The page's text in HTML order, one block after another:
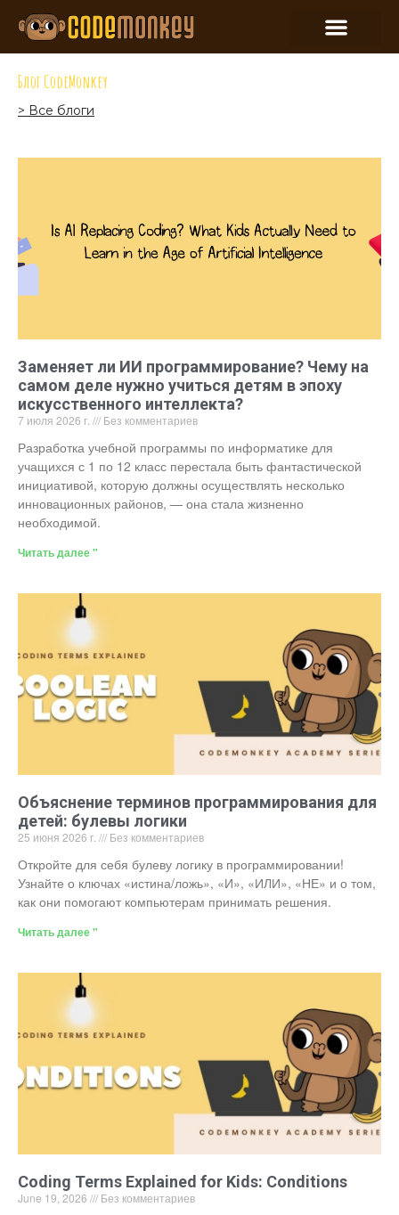
Блог CodeMonkey
> Все блоги
Заменяет ли ИИ программирование? Чему на
самом деле нужно учиться детям в эпоху
искусственного интеллекта?
7 июля 2026 г. Без комментариев
Разработка учебной программы по информатике для
учащихся с 1 по 12 класс перестала быть фантастической
инициативой, которую должны осуществлять несколько
инновационных районов, — она стала жизненно
необходимой.
Читать далее "
Объяснение терминов программирования для
детей: булевы логики
25 июня 2026 г. Без комментариев
Откройте для себя булеву логику в программировании!
Узнайте о ключах «истина/ложь», «И», «ИЛИ», «НЕ» и о том,
как они помогают компьютерам принимать решения.
Читать далее "
Coding Terms Explained for Kids: Conditions
June 19, 2026 Без комментариев